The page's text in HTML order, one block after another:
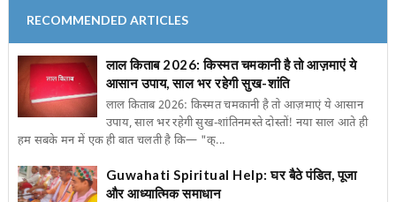
RECOMMENDED ARTICLES
लाल किताब 2026: किस्मत चमकानी है तो आज़माएं ये
आसान उपाय, साल भर रहेगी सुख-शांति
लाल किताब 2026: किस्मत चमकानी है तो आज़माएं ये आसान
उपाय, साल भर रहेगी सुख-शांतिनमस्ते दोस्तों! नया साल आते ही
हम सबके मन में एक ही बात चलती है कि— "क्...
Guwahati Spiritual Help: घर बैठे पंडित, पूजा
और आध्यात्मिक समाधान